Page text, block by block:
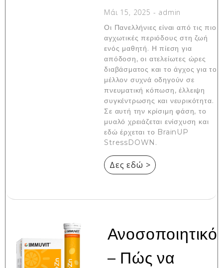
Μάι 15, 2025 - admin
Οι Πανελλήνιες είναι από τις πιο
αγχωτικές περιόδους στη ζωή
ενός μαθητή. Η πίεση για
απόδοση, οι ατελείωτες ώρες
διαβάσματος και το άγχος για το
μέλλον συχνά οδηγούν σε
πνευματική κόπωση, έλλειψη
συγκέντρωσης και νευρικότητα.
Σε αυτή την κρίσιμη φάση, το
μυαλό χρειάζεται ενίσχυση και
εδώ έρχεται το BrainUP
StressDOWN.
Δες εδώ >
Ανοσοποιητικό
– Πώς να